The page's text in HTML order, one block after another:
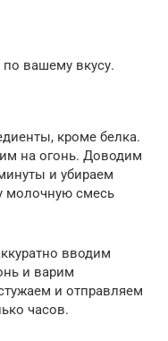
вашему вкусу.
кроме белка.
на огонь. Доводим
и убираем
молочную смесь
вводим
и варим
и отправляем
часов.